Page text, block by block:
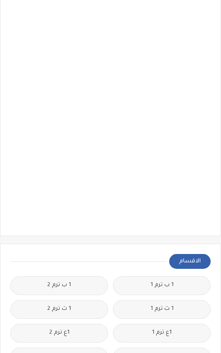
الاقسام
1 ب ترم 1 1 ب ترم 2
1 ث ترم 1 1 ث ترم 2
1ع ترم 1 1ع ترم 2